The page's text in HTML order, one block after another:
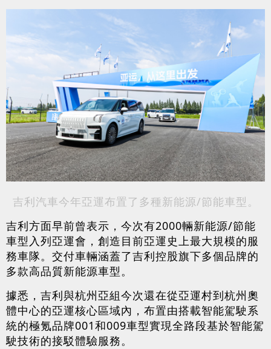
吉利汽車今年亞運布置了多種新能源/節能車型。
吉利方面早前曾表示，今次有2000輛新能源/節能
車型入列亞運會，創造目前亞運史上最大規模的服
務車隊。交付車輛涵蓋了吉利控股旗下多個品牌的
多款高品質新能源車型。
據悉，吉利與杭州亞組今次還在從亞運村到杭州奧
體中心的亞運核心區域內，布置由搭載智能駕駛系
統的極氪品牌001和009車型實現全路段基於智能駕
駛技術的接駁體驗服務。